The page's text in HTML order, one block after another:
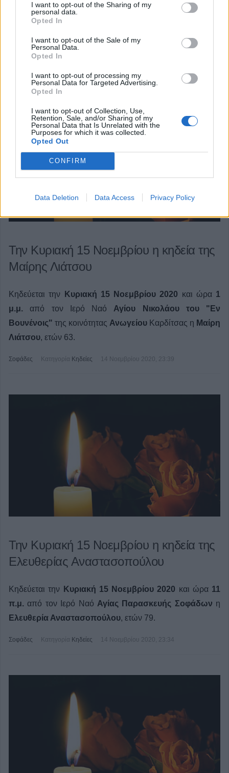
I want to opt-out of the Sharing of my
personal data.
Opted In
I want to opt-out of the Sale of my
Personal Data.
Opted In
I want to opt-out of processing my
Personal Data for Targeted Advertising.
Opted In
I want to opt-out of Collection, Use,
Retention, Sale, and/or Sharing of my
Personal Data that Is Unrelated with the
Purposes for which it was collected.
Opted Out
CONFIRM
Data Deletion Data Access Privacy Policy
Κηδεύεται τηνΚυριακή 15 Νοεμβρίου και ώρα
Θραψιμίου Καρδίτσας ηΒασιλική Ντουλαβέρη , ετών 96.
Την Κυριακή 15 Νοεμβρίου η κηδεία της
Μαίρης Λιάτσου
Κηδεύεται την Κυριακή 15 Νοεμβρίου 2020 και ώρα 1
μ.μ. από τον Ιερό Ναό Αγίου Νικολάου του "Εν
Βουνένοις" της κοινότητας Ανωγείου Καρδίτσας η Μαίρη
Λιάτσου, ετών 63.
Σοφάδες Κατηγορία Κηδείες 14 Νοεμβρίου 2020, 23:39
Την Κυριακή 15 Νοεμβρίου η κηδεία της
Ελευθερίας Αναστασοπούλου
Κηδεύεται την Κυριακή 15 Νοεμβρίου 2020 και ώρα 11
π.μ. από τον Ιερό Ναό Αγίας Παρασκευής Σοφάδων η
Ελευθερία Αναστασοπούλου, ετών 79.
Σοφάδες Κατηγορία Κηδείες 14 Νοεμβρίου 2020, 23:34